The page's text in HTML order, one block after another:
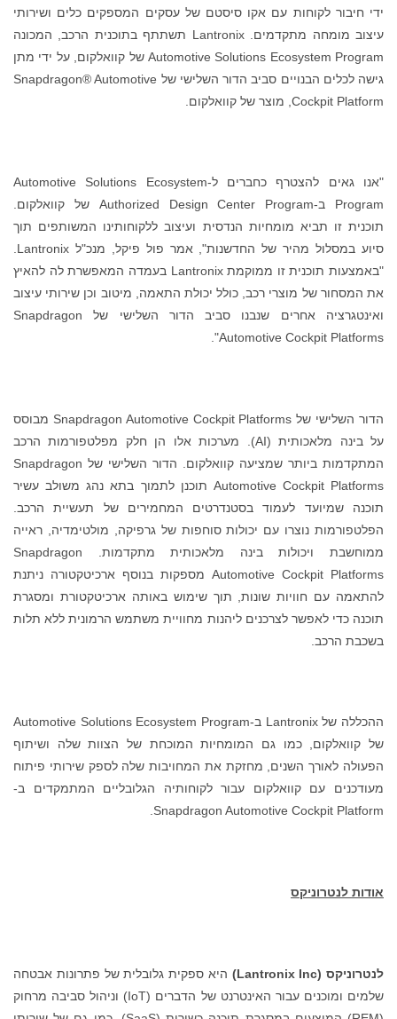
ידי חיבור לקוחות עם אקו סיסטם של עסקים המספקים כלים ושירותי
עיצוב מומחה מתקדמים. Lantronix תשתתף בתוכנית הרכב, המכונה
Automotive Solutions Ecosystem Program של קוואלקום, על ידי מתן
גישה לכלים הבנויים סביב הדור השלישי של Snapdragon® Automotive
Cockpit Platform, מוצר של קוואלקום.
"אנו גאים להצטרף כחברים ל-Automotive Solutions Ecosystem
Program ב-Authorized Design Center Program של קוואלקום.
תוכנית זו תביא מומחיות הנדסית ועיצוב ללקוחותינו המשותפים תוך
"באמצעות תוכנית זו ממוקמת Lantronix בעמדה המאפשרת לה להאיץ
את המסחור של מוצרי רכב, כולל יכולת התאמה, מיטוב וכן שירותי עיצוב
ואינטגרציה אחרים שנבנו סביב הדור השלישי של Snapdragon
Automotive Cockpit Platforms".
הדור השלישי של Snapdragon Automotive Cockpit Platforms מבוסס
על בינה מלאכותית (AI). מערכות אלו הן חלק מפלטפורמות הרכב
המתקדמות ביותר שמציעה קוואלקום. הדור השלישי של Snapdragon
Automotive Cockpit Platforms תוכנן לתמוך בתא נהג משולב עשיר
תוכנה שמיועד לעמוד בסטנדרטים המחמירים של תעשיית הרכב.
הפלטפורמות נוצרו עם יכולות סוחפות של גרפיקה, מולטימדיה, ראייה
ממוחשבת ויכולות בינה מלאכותית מתקדמות. Snapdragon
Automotive Cockpit Platforms מספקות בנוסף ארכיטקטורה ניתנת
להתאמה עם חוויות שונות, תוך שימוש באותה ארכיטקטורת ומסגרת
תוכנה כדי לאפשר לצרכנים ליהנות מחוויית משתמש הרמונית ללא תלות
בשכבת הרכב.
ההכללה של Lantronix ב-Automotive Solutions Ecosystem Program
של קוואלקום, כמו גם המומחיות המוכחת של הצוות שלה ושיתוף
הפעולה לאורך השנים, מחזקת את המחויבות שלה לספק שירותי פיתוח
מעודכנים עם קוואלקום עבור לקוחותיה הגלובליים המתמקדים ב-
Snapdragon Automotive Cockpit Platform.
אודות לנטרוניקס
לנטרוניקס (Lantronix Inc
) היא ספקית גלובלית של פתרונות אבטחה
שלמים ומוכנים עבור האינטרנט של הדברים (IoT) וניהול סביבה מרחוק